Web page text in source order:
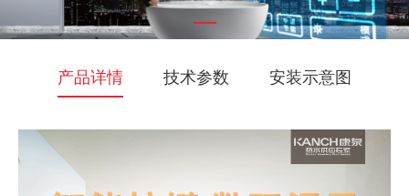
产品详情 技术参数 安装示意图